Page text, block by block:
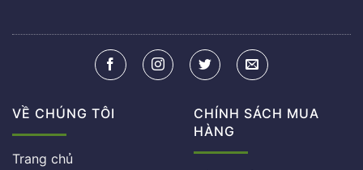
VỀ CHÚNG TÔI
Trang chủ
CHÍNH SÁCH MUA
HÀNG